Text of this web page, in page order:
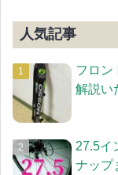
人気記事
フロン
解説い
27.5イ
ナップ